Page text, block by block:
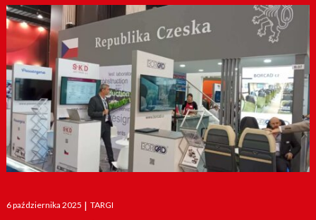
Posted
on
6 października 2025 | TARGI